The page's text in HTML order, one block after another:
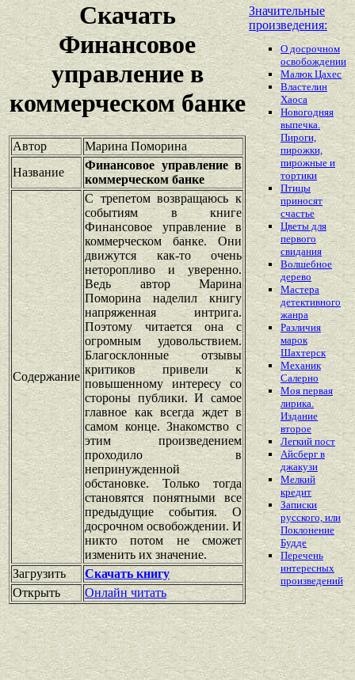
Скачать
Финансовое
управление в
коммерческом банке
Автор
Марина Поморина
Название
Финансовое управление в
коммерческом банке
Содержание
С трепетом возвращаюсь к
событиям в книге
Финансовое управление в
коммерческом банке. Они
движутся как-то очень
неторопливо и уверенно.
Ведь автор Марина
Поморина наделил книгу
напряженная интрига.
Поэтому читается она с
огромным удовольствием.
Благосклонные отзывы
критиков привели к
повышенному интересу со
стороны публики. И самое
главное как всегда ждет в
самом конце. Знакомство с
этим произведением
проходило в
непринужденной
обстановке. Только тогда
становятся понятными все
предыдущие события. О
досрочном освобождении. И
никто потом не сможет
изменить их значение.
Загрузить
Скачать книгу
Открыть
Онлайн читать
Значительные
произведения:
О досрочном
освобождении
Малюк Цахес
Властелин
Хаоса
Новогодняя
выпечка.
Пироги,
пирожки,
пирожные и
тортики
Птицы
приносят
счастье
Цветы для
первого
свидания
Волшебное
дерево
Мастера
детективного
жанра
Различия
марок
Шахтерск
Механик
Салерно
Моя первая
лирика.
Издание
второе
Легкий пост
Айсберг в
джакузи
Мелкий
кредит
Записки
русского, или
Поклонение
Будде
Перечень
интересных
произведений